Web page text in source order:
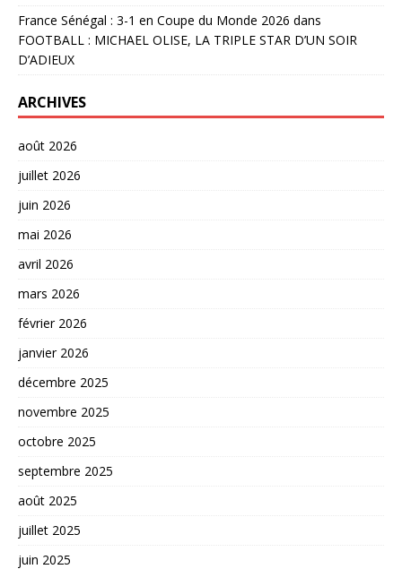
France Sénégal : 3-1 en Coupe du Monde 2026 dans
FOOTBALL : MICHAEL OLISE, LA TRIPLE STAR D’UN SOIR
D’ADIEUX
ARCHIVES
août 2026
juillet 2026
juin 2026
mai 2026
avril 2026
mars 2026
février 2026
janvier 2026
décembre 2025
novembre 2025
octobre 2025
septembre 2025
août 2025
juillet 2025
juin 2025